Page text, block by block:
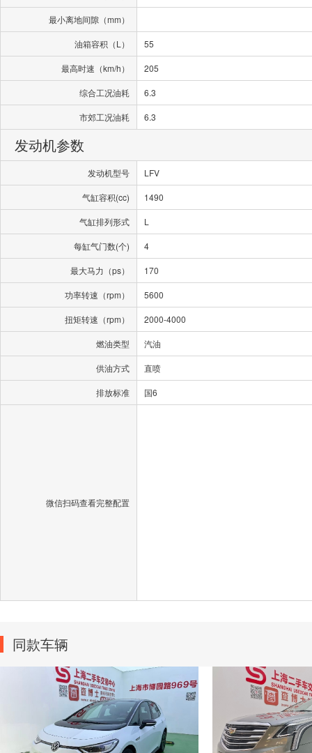
最小离地间隙（mm）
油箱容积（L） 55
最高时速（km/h） 205
综合工况油耗 6.3
市郊工况油耗 6.3
发动机参数
发动机型号 LFV
气缸容积(cc) 1490
气缸排列形式 L
每缸气门数(个) 4
最大马力（ps） 170
功率转速（rpm） 5600
扭矩转速（rpm） 2000-4000
燃油类型 汽油
供油方式 直喷
排放标准 国6
微信扫码查看完整配置
同款车辆